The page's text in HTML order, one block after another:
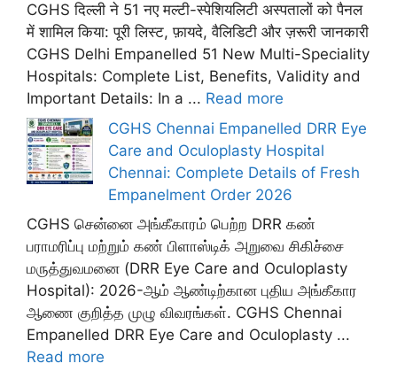
CGHS दिल्ली ने 51 नए मल्टी-स्पेशियलिटी अस्पतालों को पैनल
में शामिल किया: पूरी लिस्ट, फ़ायदे, वैलिडिटी और ज़रूरी जानकारी
CGHS Delhi Empanelled 51 New Multi-Speciality
Hospitals: Complete List, Benefits, Validity and
Important Details: In a ... Read more
CGHS Chennai Empanelled DRR Eye
Care and Oculoplasty Hospital
Chennai: Complete Details of Fresh
Empanelment Order 2026
CGHS சென்னை அங்கீகாரம் பெற்ற DRR கண்
பராமரிப்பு மற்றும் கண் பிளாஸ்டிக் அறுவை சிகிச்சை
மருத்துவமனை (DRR Eye Care and Oculoplasty
Hospital): 2026-ஆம் ஆண்டிற்கான புதிய அங்கீகார
ஆணை குறித்த முழு விவரங்கள். CGHS Chennai
Empanelled DRR Eye Care and Oculoplasty ...
Read more